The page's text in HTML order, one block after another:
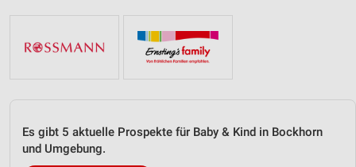
Es gibt 5 aktuelle Prospekte für Baby & Kind in Bockhorn
und Umgebung.